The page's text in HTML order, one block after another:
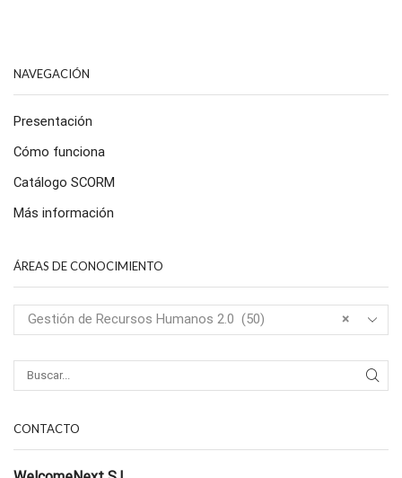
NAVEGACIÓN
Presentación
Cómo funciona
Catálogo SCORM
Más información
ÁREAS DE CONOCIMIENTO
×
Gestión de Recursos Humanos 2.0 (50)
CONTACTO